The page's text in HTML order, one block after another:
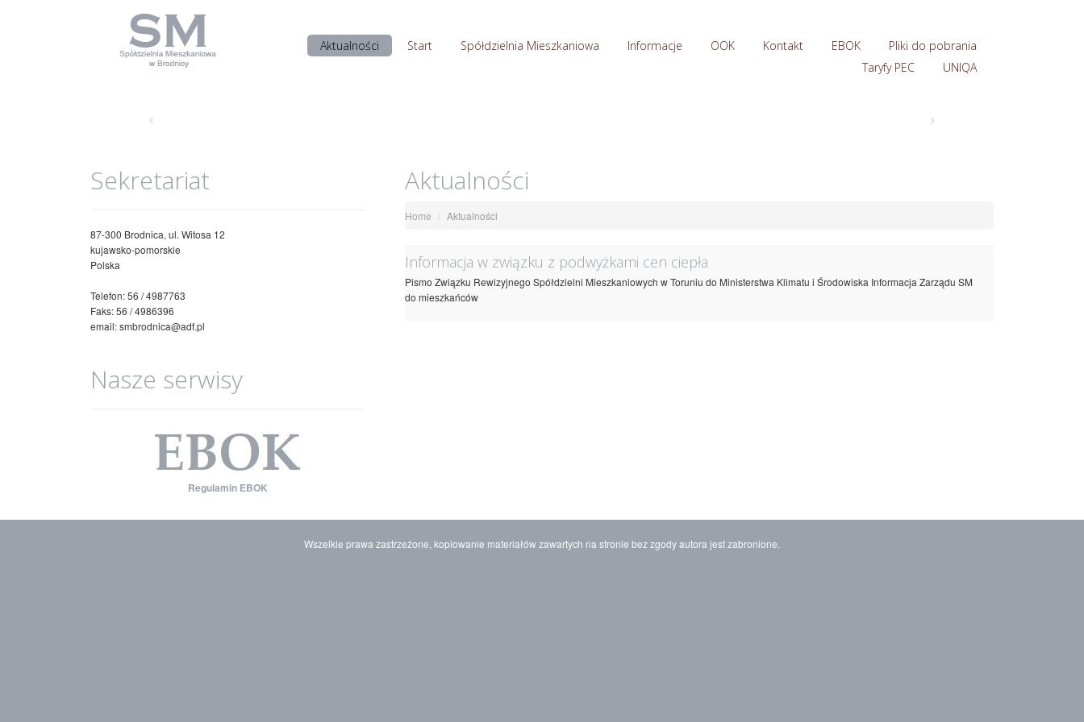
Aktualności Start Spółdzielnia Mieszkaniowa Informacje OOK Kontakt EBOK
Pliki do pobrania
Taryfy PEC
UNIQA
‹ ›
Sekretariat
87-300 Brodnica, ul. Witosa 12
kujawsko-pomorskie
Polska
Telefon: 56 / 4987763
Faks: 56 / 4986396
email: smbrodnica@adf.pl
Nasze serwisy
Regulamin EBOK
Aktualności
Home Aktualności
Informacja w związku z podwyżkami cen ciepła
Pismo Związku Rewizyjnego Spółdzielni Mieszkaniowych w Toruniu do Ministerstwa Klimatu i Środowiska Informacja Zarządu SM
do mieszkańców
Wszelkie prawa zastrzeżone, kopiowanie materiałów zawartych na stronie bez zgody autora jest zabronione.